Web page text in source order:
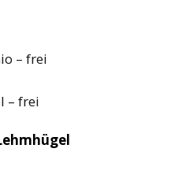
– frei
– frei